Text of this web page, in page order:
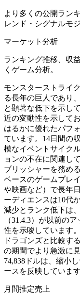
より多くの公開ラン
レンド・シグナルモ
マーケット分析
ランキング推移、収
くゲーム分析。
モンスターストライ
る長年の巨人であり
と顕著な低下を示し
近の変動性を示して
はるかに優れたパフ
ています。14日間の
模なイベントサイク
ョンの不在に関連し
ブリッシャーを務め
ベースのゲームプレ
や映画など）で長年
ーディエンスは10代
減少とランク低下は
（31.4.3）が以前の
性を示唆しています
ドラゴンズと比較す
の期間でより急激に
74,838ドルは、縮小
ースを反映しています
月間推定売上